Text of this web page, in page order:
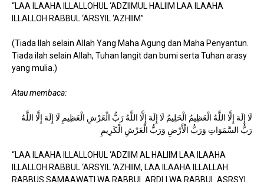
“LAA ILAAHA ILLALLOHUL ‘ADZIIMUL HALIIM LAA ILAAHA
ILLALLOH RABBUL ‘ARSYIL ‘AZHIIM”
(Tiada Ilah selain Allah Yang Maha Agung dan Maha Penyantun.
Tiada ilah selain Allah, Tuhan langit dan bumi serta Tuhan arasy
yang mulia.)
Atau membaca:
لَا إِلَهَ إِلَّا اللَّهُ الْعَظِيمُ الْحَلِيمُ لَا إِلَهَ إِلَّا اللَّهُ رَبُّ الْعَرْشِ الْعَظِيمِ لَا إِلَهَ إِلَّا اللَّهُ
رَبُّ السَّمَوَاتِ وَرَبُّ الْأَرْضِ وَرَبُّ الْعَرْشِ الْكَرِيمِ
“LAA ILAAHA ILLALLOHUL ‘ADZIIM AL HALIIM LAA ILAAHA
ILLALLOH RABBUL ‘ARSYIL ‘AZHIIM, LAA ILAAHA ILLALLAH
RABBUS SAMAAWATI WA RABBUL ARDLI WA RABBUL ASRSYL